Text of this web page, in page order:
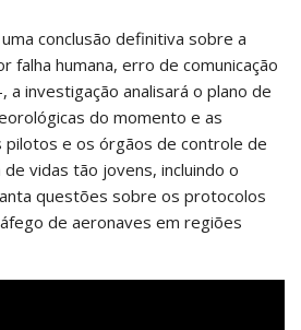
conclusão definitiva sobre a
falha humana, erro de comunicação
investigação analisará o plano de
do momento e as
pilotos e os órgãos de controle de
vidas tão jovens, incluindo o
questões sobre os protocolos
de aeronaves em regiões